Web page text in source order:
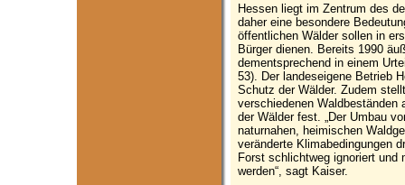
Hessen liegt im Zentrum des
daher eine besondere
öffentlichen Wälder sollen in
Bürger dienen. Bereits 1990
dementsprechend in einem
53). Der landeseigene Betrieb
Schutz der Wälder. Zudem
verschiedenen Waldbeständen
der Wälder fest. „Der Umbau
naturnahen, heimischen
veränderte Klimabedingungen
Forst schlichtweg ignoriert und
werden“, sagt Kaiser.